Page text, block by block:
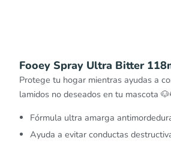
Fooey Spray Ultra Bitter
Protege tu hogar mientras ayudas a
lamidos no deseados en tu mascota
Fórmula ultra amarga
Ayuda a evitar conductas